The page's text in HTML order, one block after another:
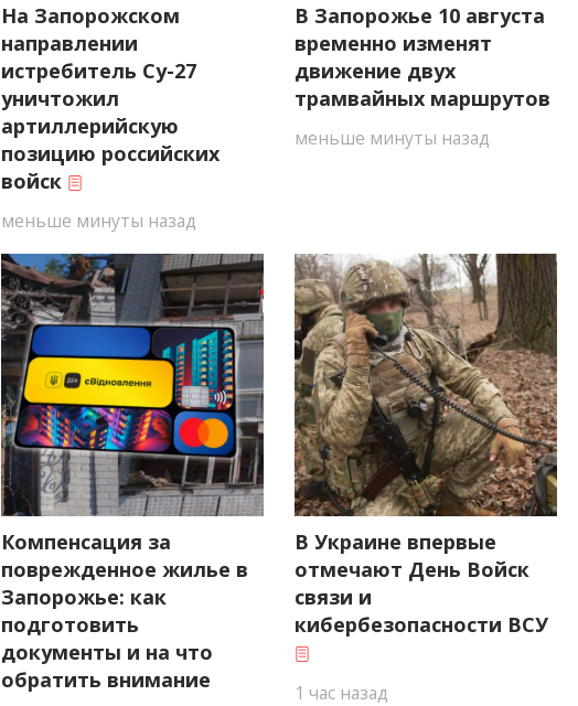
На Запорожском
направлении
истребитель Су-27
уничтожил
артиллерийскую
позицию российских
войск
меньше минуты назад
В Запорожье 10 августа
временно изменят
движение двух
трамвайных маршрутов
меньше минуты назад
Компенсация за
поврежденное жилье в
Запорожье: как
подготовить
документы и на что
обратить внимание
В Украине впервые
отмечают День Войск
связи и
кибербезопасности ВСУ
1 час назад